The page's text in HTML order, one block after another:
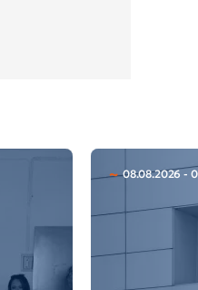
08.08.2026 -